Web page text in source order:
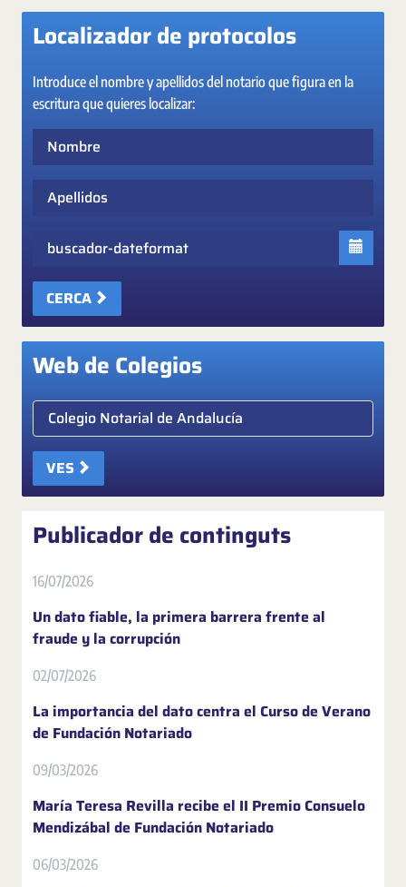
Localizador de protocolos
Introduce el nombre y apellidos del notario que figura en la
escritura que quieres localizar:
Apellidos
Fecha
CERCA
Web de Colegios
Elige colegio notarial
VES
Publicador de continguts
16/07/2026
Un dato fiable, la primera barrera frente al
fraude y la corrupción
02/07/2026
La importancia del dato centra el Curso de Verano
de Fundación Notariado
09/03/2026
María Teresa Revilla recibe el II Premio Consuelo
Mendizábal de Fundación Notariado
06/03/2026